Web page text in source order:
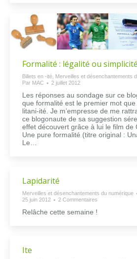
Formalité : légalité ou
Billets en -ité
Merveilles et désenchantements
Par MAC 2 juillet 2012
Les réponses au sondage sur ce
que formalité est le premier mot que
litani-ité. Je m’empresse de me
ce blogonaute de sa suggestion
effet découvert grâce à lui le film de
Une pure formalité (titre original :
Le…
Lapidarité
Merveilles et désenchantements du numérique
25 juin 2012
2 Commentaires
Relâche cette semaine !
Ite